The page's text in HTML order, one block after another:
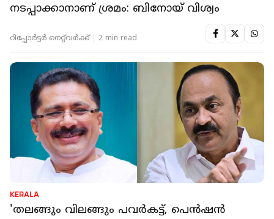
നടപ്പാക്കാനാണ് ശ്രമം: ബിനോയ് വിശ്വം
റിപ്പോർട്ടർ നെറ്റ്‌വര്‍ക്ക്‌ 2 min read
KERALA
'തലങ്ങും വിലങ്ങും പവർകട്ട്, പെൻഷൻ